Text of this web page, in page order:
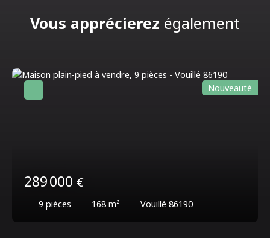
Vous apprécierez également
289 000 €
9 pièces 168 m² Vouillé 86190
Nouveauté